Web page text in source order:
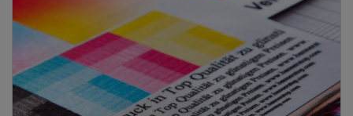
springen